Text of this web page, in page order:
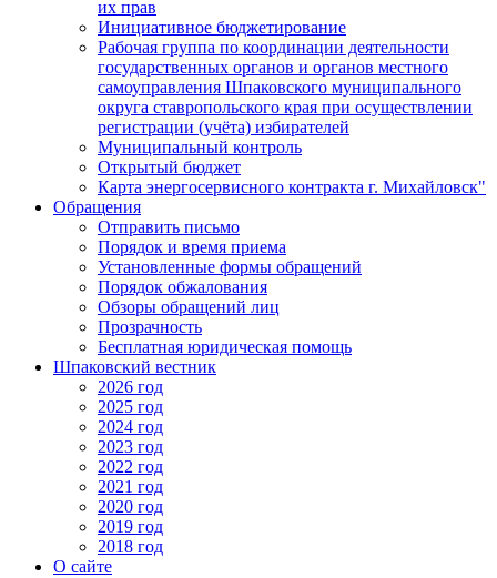
их прав
Инициативное бюджетирование
Рабочая группа по координации деятельности
государственных органов и органов местного
самоуправления Шпаковского муниципального
округа ставропольского края при осуществлении
регистрации (учёта) избирателей
Муниципальный контроль
Открытый бюджет
Карта энергосервисного контракта г. Михайловск"
Обращения
Отправить письмо
Порядок и время приема
Установленные формы обращений
Порядок обжалования
Обзоры обращений лиц
Прозрачность
Бесплатная юридическая помощь
Шпаковский вестник
2026 год
2025 год
2024 год
2023 год
2022 год
2021 год
2020 год
2019 год
2018 год
О сайте